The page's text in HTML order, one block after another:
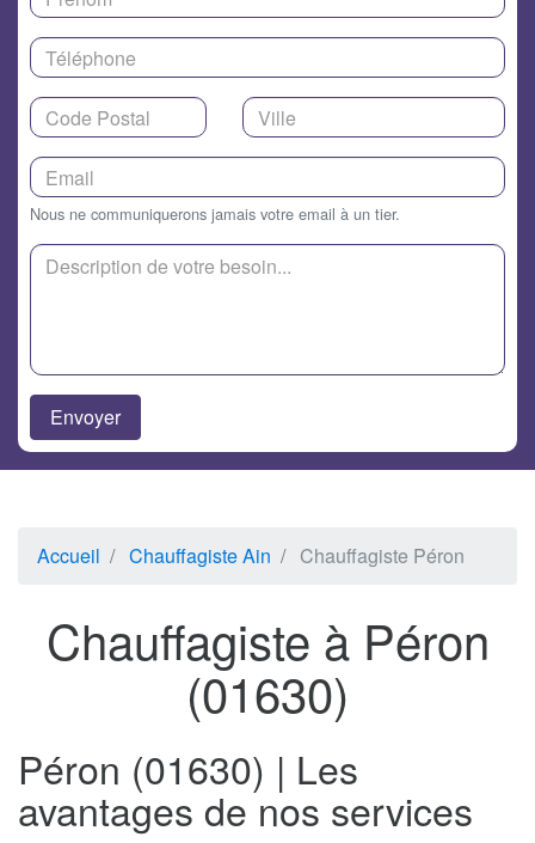
Nous ne communiquerons jamais votre email à un tier.
Accueil Chauffagiste Ain Chauffagiste Péron
Chauffagiste à Péron
(01630)
Péron (01630) | Les
avantages de nos services